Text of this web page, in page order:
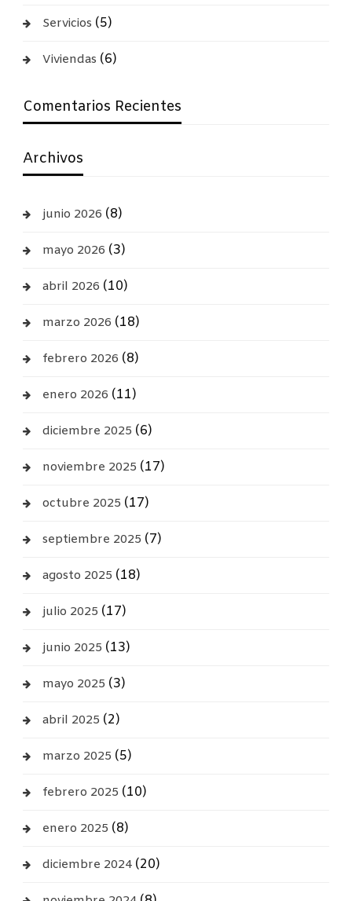
Servicios (5)
Viviendas (6)
Comentarios Recientes
Archivos
junio 2026 (8)
mayo 2026 (3)
abril 2026 (10)
marzo 2026 (18)
febrero 2026 (8)
enero 2026 (11)
diciembre 2025 (6)
noviembre 2025 (17)
octubre 2025 (17)
septiembre 2025 (7)
agosto 2025 (18)
julio 2025 (17)
junio 2025 (13)
mayo 2025 (3)
abril 2025 (2)
marzo 2025 (5)
febrero 2025 (10)
enero 2025 (8)
diciembre 2024(20)